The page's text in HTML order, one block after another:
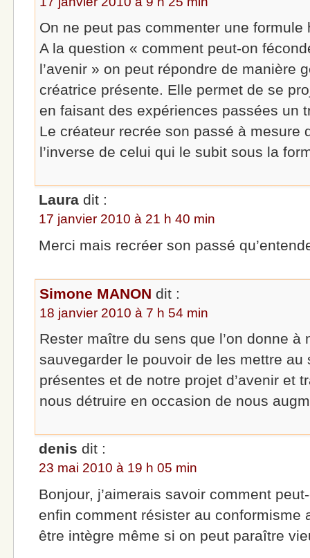
On ne peut pas commenter une formule
A la question « comment peut-on
l’avenir » on peut répondre de manière
créatrice présente. Elle permet de se
en faisant des expériences passées un
Le créateur recrée son passé à mesure
l’inverse de celui qui le subit sous la
Laura dit :
17 janvier 2010 à 21 h 40 min
Merci mais recréer son passé
Simone MANON dit :
18 janvier 2010 à 7 h 54 min
Rester maître du sens que l’on donne
sauvegarder le pouvoir de les mettre
présentes et de notre projet d’avenir et
nous détruire en occasion de nous
denis dit :
23 mai 2010 à 19 h 05 min
Bonjour, j’aimerais savoir comment
enfin comment résister au conformisme
être intègre même si on peut paraître